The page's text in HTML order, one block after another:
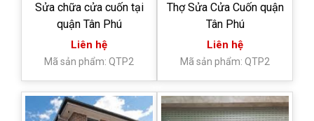
Sửa chữa cửa cuốn tại
quận Tân Phú
Liên hệ
Mã sản phẩm: QTP2
Thợ Sửa Cửa Cuốn quận
Tân Phú
Liên hệ
Mã sản phẩm: QTP2